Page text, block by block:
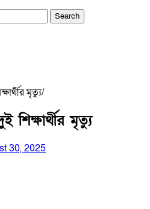
মৃত্যু
শিক্ষার্থীর মৃত্যু
30, 2025